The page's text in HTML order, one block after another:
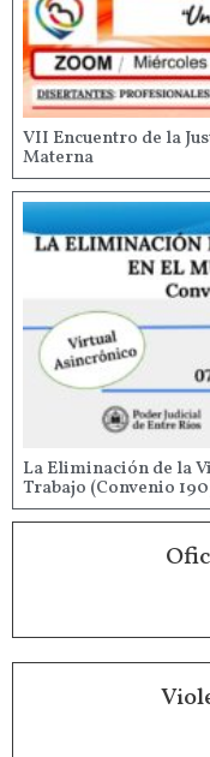
VII Encuentro de la
Materna
La Eliminación de la
Trabajo (Convenio